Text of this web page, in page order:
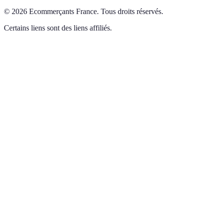
© 2026 Ecommerçants France. Tous droits réservés.
Certains liens sont des liens affiliés.